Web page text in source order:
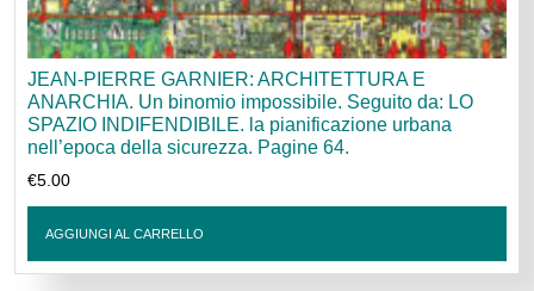
JEAN-PIERRE GARNIER: ARCHITETTURA E
ANARCHIA. Un binomio impossibile. Seguito da: LO
SPAZIO INDIFENDIBILE. la pianificazione urbana
nell’epoca della sicurezza. Pagine 64.
€5.00
AGGIUNGI AL CARRELLO